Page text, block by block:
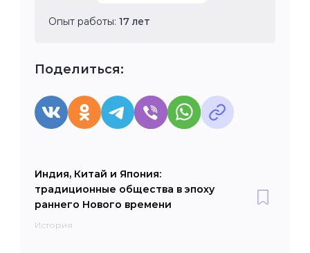
Опыт работы: 17 лет
Поделиться:
Индия, Китай и Япония:
традиционные общества в эпоху
раннего Нового времени
История